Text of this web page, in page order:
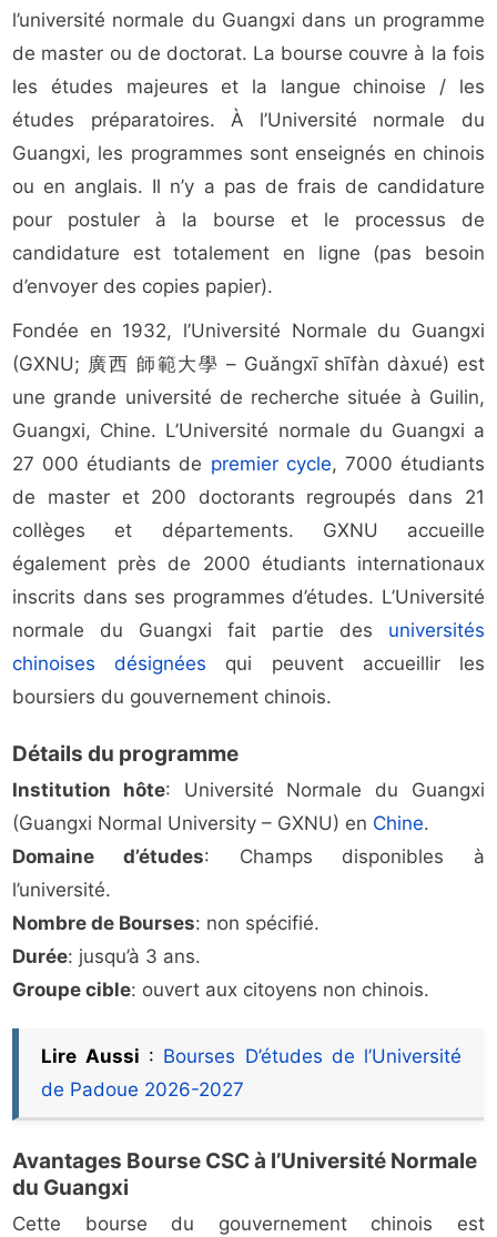
l’université normale du Guangxi dans un programme
de master ou de doctorat. La bourse couvre à la fois
les études majeures et la langue chinoise / les
études préparatoires. À l’Université normale du
Guangxi, les programmes sont enseignés en chinois
ou en anglais. Il n’y a pas de frais de candidature
pour postuler à la bourse et le processus de
candidature est totalement en ligne (pas besoin
d’envoyer des copies papier).
Fondée en 1932, l’Université Normale du Guangxi
(GXNU; 廣西 師範大學 – Guǎngxī shīfàn dàxué) est
une grande université de recherche située à Guilin,
Guangxi, Chine. L’Université normale du Guangxi a
27 000 étudiants de premier cycle, 7000 étudiants
de master et 200 doctorants regroupés dans 21
collèges et départements. GXNU accueille
également près de 2000 étudiants internationaux
inscrits dans ses programmes d’études. L’Université
normale du Guangxi fait partie des universités
chinoises désignées qui peuvent accueillir les
boursiers du gouvernement chinois.
Détails du programme
Institution hôte: Université Normale du Guangxi
(Guangxi Normal University – GXNU) en Chine.
Domaine d’études: Champs disponibles à
l’université.
Nombre de Bourses: non spécifié.
Durée: jusqu’à 3 ans.
Groupe cible: ouvert aux citoyens non chinois.
Lire Aussi : Bourses D’études de l’Université
de Padoue 2026-2027
Avantages Bourse CSC à l’Université Normale
du Guangxi
Cette bourse du gouvernement chinois est